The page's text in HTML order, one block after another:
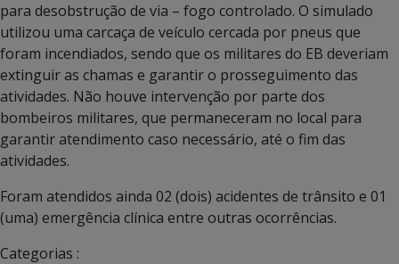
para desobstrução de via – fogo controlado. O simulado
utilizou uma carcaça de veículo cercada por pneus que
foram incendiados, sendo que os militares do EB deveriam
extinguir as chamas e garantir o prosseguimento das
atividades. Não houve intervenção por parte dos
bombeiros militares, que permaneceram no local para
garantir atendimento caso necessário, até o fim das
atividades.
Foram atendidos ainda 02 (dois) acidentes de trânsito e 01
(uma) emergência clínica entre outras ocorrências.
Categorias :